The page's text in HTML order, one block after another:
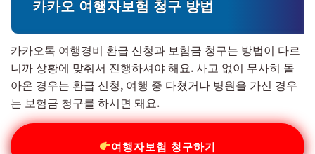
카카오 여행자보험 청구 방법
카카오톡 여행경비 환급 신청과 보험금 청구는 방법이 다르
니까 상황에 맞춰서 진행하셔야 해요. 사고 없이 무사히 돌
아온 경우는 환급 신청, 여행 중 다쳤거나 병원을 가신 경우
는 보험금 청구를 하시면 돼요.
여행자보험 청구하기